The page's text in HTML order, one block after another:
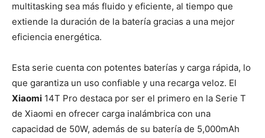
multitasking sea más fluido y eficiente, al tiempo que
extiende la duración de la batería gracias a una mejor
eficiencia energética.
Esta serie cuenta con potentes baterías y carga rápida, lo
que garantiza un uso confiable y una recarga veloz. El
Xiaomi 14T Pro destaca por ser el primero en la Serie T
de Xiaomi en ofrecer carga inalámbrica con una
capacidad de 50W, además de su batería de 5,000mAh